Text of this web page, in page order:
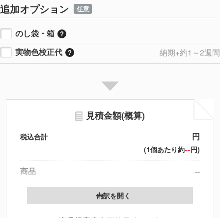
追加オプション 任意
のし袋・箱
実物色校正代
納期+約1～2週間
見積金額(概算)
税込合計 円
(1個あたり約--円)
商品
--
製版代
印刷代
内訳を開く